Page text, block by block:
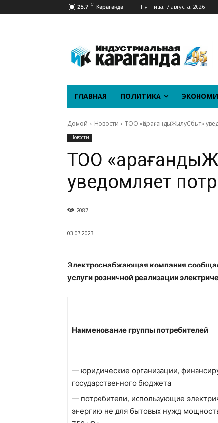
25.7 C Караганда Пятница, 7 августа, 2026
ГЛАВНАЯ ПОЛИТИКА
Домой Новости ТОО «ҚарағандыЖылуСбыт»
Новости
ТОО
уведомляет
2087
03.07.2023
Электроснабжающая компания
услуги розничной реализации
Наименование группы потребителей
— юридические организации,
государственного бюджета
— потребители, использующие
энергию не для бытовых нужд